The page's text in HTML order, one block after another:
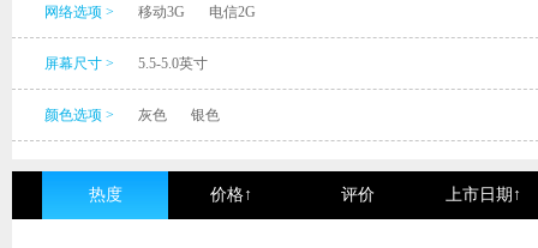
网络选项 > 移动3G 电信2G
屏幕尺寸 > 5.5-5.0英寸
颜色选项 > 灰色 银色
热度 价格↑ 评价 上市日期↑